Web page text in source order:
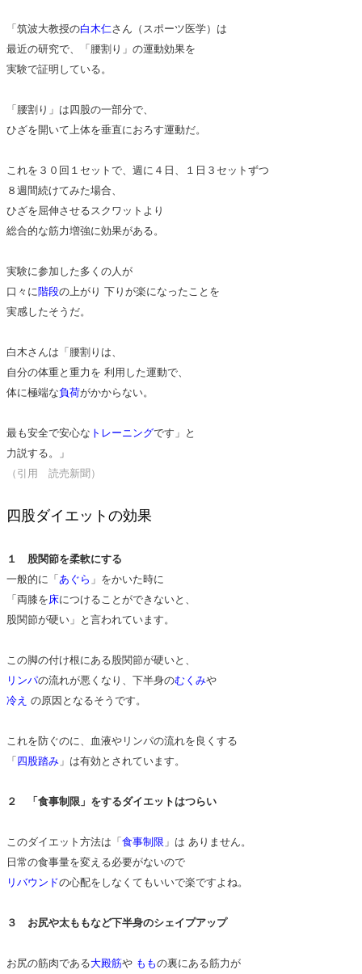
「筑波大教授の白木仁さん（スポーツ医学）は
最近の研究で、「腰割り」の運動効果を
実験で証明している。
「腰割り」は四股の一部分で、
ひざを開いて上体を垂直におろす運動だ。
これを３０回１セットで、週に４日、１日３セットずつ
８週間続けてみた場合、
ひざを屈伸させるスクワットより
総合的な筋力増強に効果がある。
実験に参加した多くの人が
口々に階段の上がり 下りが楽になったことを
実感したそうだ。
白木さんは「腰割りは、
自分の体重と重力を 利用した運動で、
体に極端な負荷がかからない。
最も安全で安心な トレーニングです」と
力説する。」
（引用 読売新聞）
四股ダイエットの効果
１ 股関節を柔軟にする
一般的に「 あぐら 」をかいた時に
「両膝を床につけることができないと、
股関節が硬い」と言われています。
この脚の付け根にある股関節が硬いと、
リンパの流れが悪くなり、下半身のむくみや
冷え の原因となるそうです。
これを防ぐのに、血液やリンパの流れを良くする
「 四股踏み 」は有効とされています。
２ 「食事制限」をするダイエットはつらい
このダイエット方法は「 食事制限 」は ありません。
日常の食事量を変える必要がないので
リバウンドの心配をしなくてもいいで楽ですよね。
３ お尻や太ももなど下半身のシェイプアップ
お尻の筋肉である大殿筋や ももの裏にある筋力が